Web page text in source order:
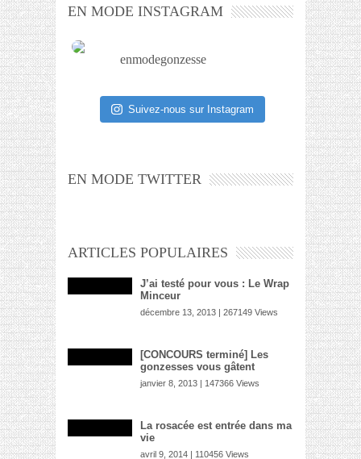
EN MODE INSTAGRAM
enmodegonzesse
Suivez-nous sur Instagram
EN MODE TWITTER
ARTICLES POPULAIRES
J’ai testé pour vous : Le Wrap
Minceur
décembre 13, 2013 | 267149 Views
[CONCOURS terminé] Les
gonzesses vous gâtent
janvier 8, 2013 | 147366 Views
La rosacée est entrée dans ma
vie
avril 9, 2014 | 110456 Views